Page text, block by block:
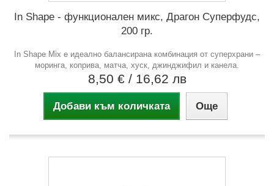
In Shape - функционален микс, Драгон Суперфудс,
200 гр.
In Shape Mix е идеално балансирана комбинация от суперхрани –
моринга, коприва, матча, хуск, джинджифил и канела.
8,50 € / 16,62 лв
Добави към количката Още